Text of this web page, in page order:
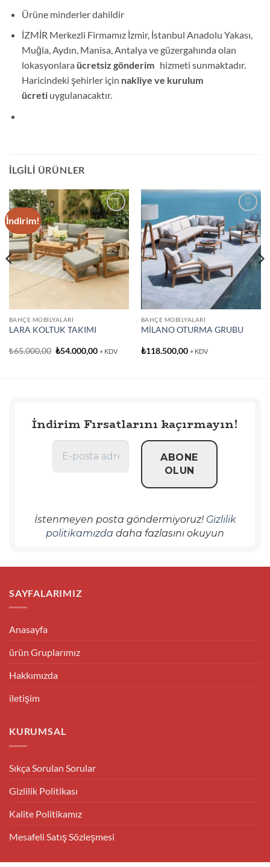
Ürüne minderler dahildir
İZMİR Merkezli Firmamız İzmir, İstanbul Anadolu Yakası,
Muğla, Aydın, Manisa, Antalya ve güzergahında olan
lokasyonlara ücretsiz gönderim hizmeti sunmaktadır.
Haricindeki şehirler için nakliye ve kurulum
ücretiuygulanacaktır.
İLGILI ÜRÜNLER
İndirim!
Add to
wishlist
BAHÇE MOBILYALARI
LARA KOLTUK TAKIMI
₺65.000,00 Orijinal
₺54.000,00Şu
+ KDV
Add to
wishlist
BAHÇE MOBILYALARI
MİLANO OTURMA GRUBU
₺118.500,00 + KDV
İndirim Fırsatlarını kaçırmayın!
İstenmeyen posta göndermiyoruz! Gizlilik
politikamızda daha fazlasını okuyun
SAYFALARIMIZ
Anasayfa
ürün Gruplarımız
Hakkımızda
iletişim
KURUMSAL
Sıkça Sorulan Sorular
Gizlilik Politikası
Kalite Politikamız
Mesafeli Satış Sözleşmesi